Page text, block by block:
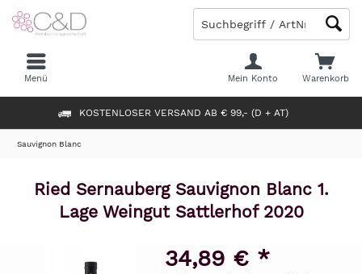
KOSTENLOSER VERSAND AB € 99,- (D + AT)
Warenkorb
Mein Konto
Menü
Sauvignon Blanc
Ried Sernauberg Sauvignon Blanc 1.
Lage Weingut Sattlerhof 2020
34,89 € *